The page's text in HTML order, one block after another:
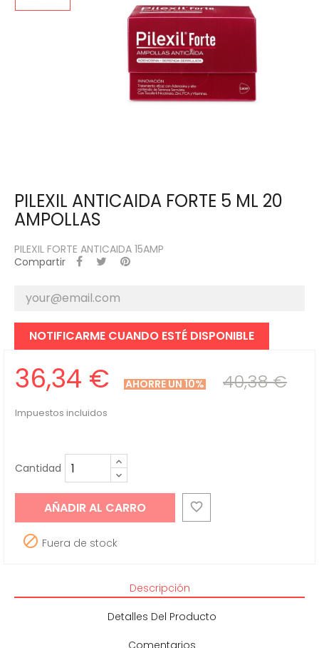
PILEXIL ANTICAIDA FORTE 5 ML 20
AMPOLLAS
PILEXIL FORTE ANTICAIDA 15AMP
Compartir
NOTIFICARME CUANDO ESTÉ DISPONIBLE
36,34 € AHORRE UN 10% 40,38 €
Impuestos incluidos
Cantidad
AÑADIR AL CARRO 
 Fuera de stock
Descripción
Detalles Del Producto
Comentarios